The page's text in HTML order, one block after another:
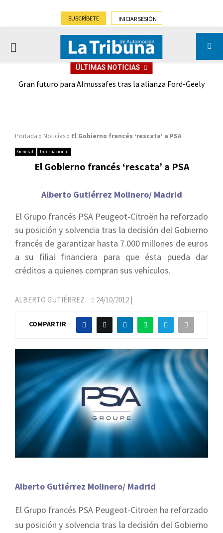
SUSCRÍBETE INICIAR SESIÓN
PRIMARY
ÚLTIMAS NOTICIAS
Gran futuro para Almussafes tras la alianza Ford-Geely
Portada » Noticias » El Gobierno francés ‘rescata’ a PSA
General Internacional
El Gobierno francés ‘rescata’ a PSA
Alberto Gutiérrez Molinero/ Madrid
El Grupo francés PSA Peugeot-Citroën ha reforzado
su posición y solvencia tras la decisión del Gobierno
francés de garantizar hasta 7.000 millones de euros
a su filial financiera para que ésta pueda dar
créditos a quienes compran sus vehículos.
ALBERTO GUTIÉRREZ 24/10/2012 |
COMPARTIR
Alberto Gutiérrez Molinero/ Madrid
El Grupo francés PSA Peugeot-Citroën ha reforzado
su posición y solvencia tras la decisión del Gobierno